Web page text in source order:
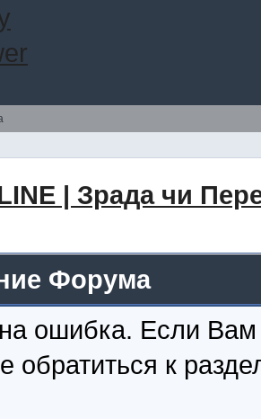
| Зрада чи
Форума
ошибка. Если
обратиться к